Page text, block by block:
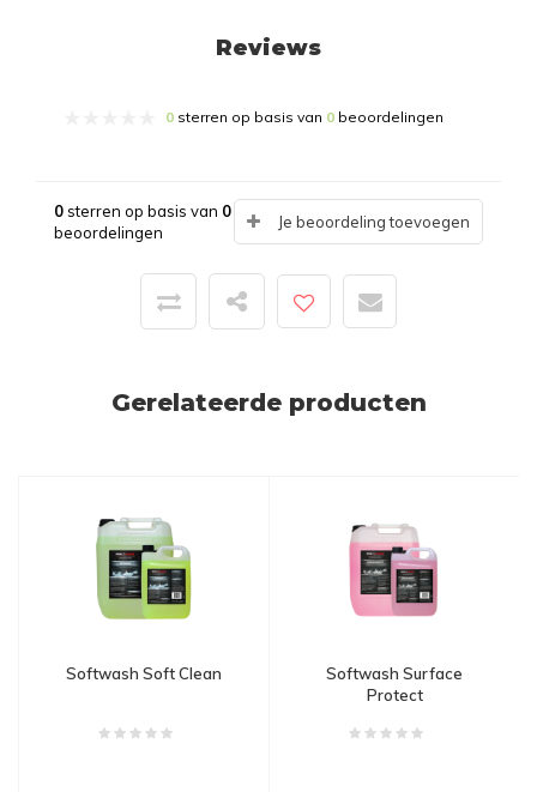
Reviews
0 sterren op basis van 0 beoordelingen
0sterren op basis van 0
beoordelingen
Je beoordeling toevoegen
Gerelateerde producten
Softwash Soft Clean
Softwash Surface
Protect